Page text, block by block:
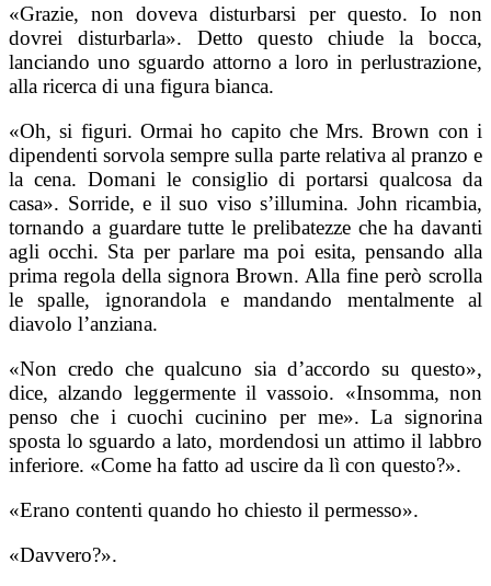
«Grazie, non doveva disturbarsi per questo. Io non
dovrei disturbarla». Detto questo chiude la bocca,
lanciando uno sguardo attorno a loro in perlustrazione,
alla ricerca di una figura bianca.
«Oh, si figuri. Ormai ho capito che Mrs. Brown con i
dipendenti sorvola sempre sulla parte relativa al pranzo e
la cena. Domani le consiglio di portarsi qualcosa da
casa». Sorride, e il suo viso s’illumina. John ricambia,
tornando a guardare tutte le prelibatezze che ha davanti
agli occhi. Sta per parlare ma poi esita, pensando alla
prima regola della signora Brown. Alla fine però scrolla
le spalle, ignorandola e mandando mentalmente al
diavolo l’anziana.
«Non credo che qualcuno sia d’accordo su questo»,
dice, alzando leggermente il vassoio. «Insomma, non
penso che i cuochi cucinino per me». La signorina
sposta lo sguardo a lato, mordendosi un attimo il labbro
inferiore. «Come ha fatto ad uscire da lì con questo?».
«Erano contenti quando ho chiesto il permesso».
«Davvero?».